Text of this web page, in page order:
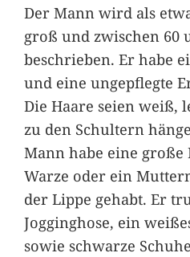
Der Mann wird als
groß und zwischen 60
beschrieben. Er habe
und eine ungepflegte
Die Haare seien weiß,
zu den Schultern
Mann habe eine große
Warze oder ein
der Lippe gehabt. Er
Jogginghose, ein
sowie schwarze